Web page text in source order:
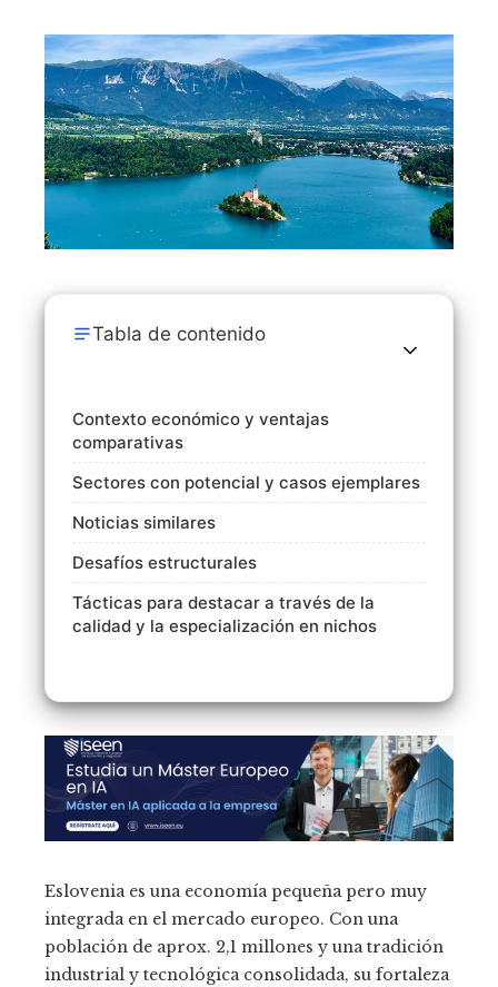
Tabla de contenido
Contexto económico y ventajas
comparativas
Sectores con potencial y casos ejemplares
Noticias similares
Desafíos estructurales
Tácticas para destacar a través de la
calidad y la especialización en nichos
Eslovenia es una economía pequeña pero muy
integrada en el mercado europeo. Con una
población de aprox. 2,1 millones y una tradición
industrial y tecnológica consolidada, su fortaleza